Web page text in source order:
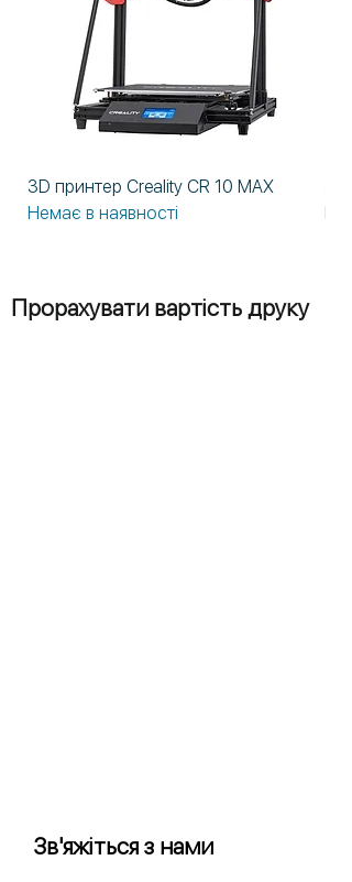
3D принтер Creality CR 10 MAX
Немає в наявності
Прорахувати вартість друку
Зв'яжіться з нами